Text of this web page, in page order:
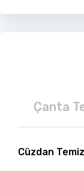
Çanta
Cüzdan